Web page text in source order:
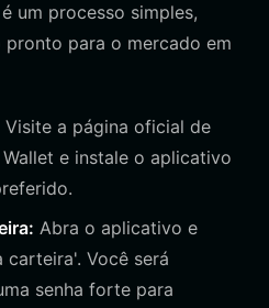
um processo simples,
para o mercado em
Visite a página oficial de
e instale o aplicativo
Abra o aplicativo e
carteira'. Você será
senha forte para